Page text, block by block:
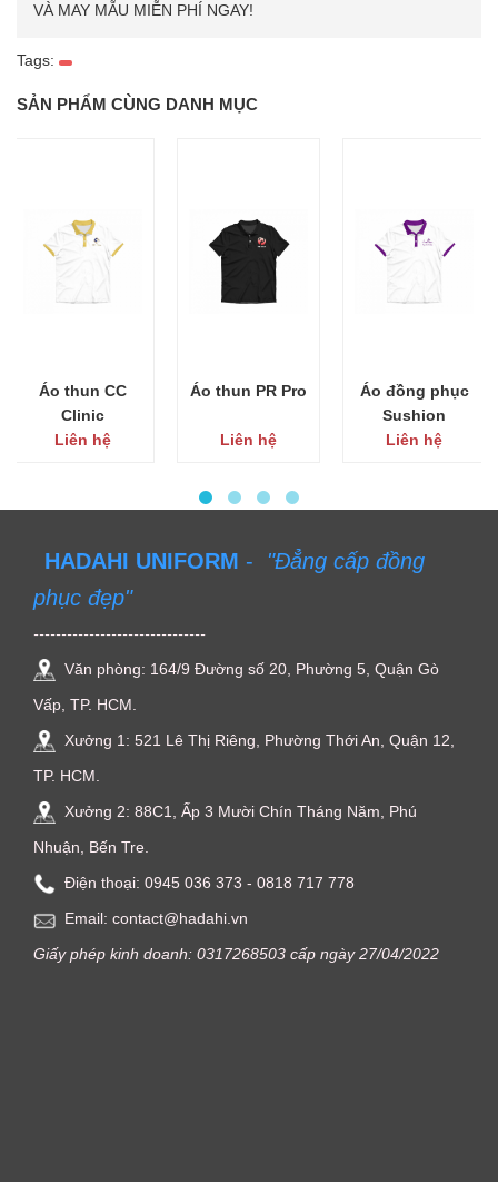
VÀ MAY MẪU MIỄN PHÍ NGAY!
Tags:
SẢN PHẨM CÙNG DANH MỤC
Áo thun CC
Clinic
Liên hệ
Áo thun PR Pro
Liên hệ
Áo đồng phục
Sushion
Liên hệ
HADAHI UNIFORM - "Đẳng cấp đồng
phục đẹp"
-------------------------------
Văn phòng: 164/9 Đường số 20, Phường 5, Quận Gò
Vấp, TP. HCM.
Xưởng 1: 521 Lê Thị Riêng, Phường Thới An, Quận 12,
TP. HCM.
Xưởng 2: 88C1, Ấp 3 Mười Chín Tháng Năm, Phú
Nhuận, Bến Tre.
Điện thoại: ‭0945 036 373‬ - 0818 717 778
Email: contact@hadahi.vn
Giấy phép kinh doanh: 0317268503 cấp ngày 27/04/2022